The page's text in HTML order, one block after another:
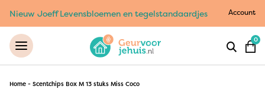
Nieuw Joeff Levensbloemen en tegelstandaardjes Account
0
Home - Scentchips Box M 13 stuks Miss Coco